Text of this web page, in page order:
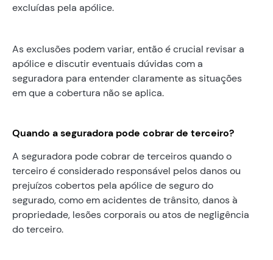
excluídas pela apólice.
As exclusões podem variar, então é crucial revisar a
apólice e discutir eventuais dúvidas com a
seguradora para entender claramente as situações
em que a cobertura não se aplica.
Quando a seguradora pode cobrar de terceiro?
A seguradora pode cobrar de terceiros quando o
terceiro é considerado responsável pelos danos ou
prejuízos cobertos pela apólice de seguro do
segurado, como em acidentes de trânsito, danos à
propriedade, lesões corporais ou atos de negligência
do terceiro.